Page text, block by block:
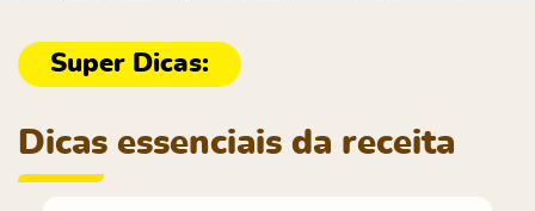
Dicas essenciais da receita